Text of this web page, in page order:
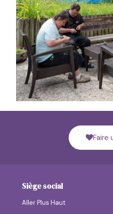
Faire
Siège social
Aller Plus Haut